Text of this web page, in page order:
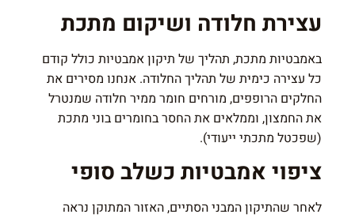
עצירת חלודה ושיקום מתכת
באמבטיות מתכת, תהליך של תיקון אמבטיות כולל קודם
כל עצירה כימית של תהליך החלודה. אנחנו מסירים את
החלקים הרופפים, מורחים חומר ממיר חלודה שמנטרל
את החמצון, וממלאים את החסר בחומרים בוני מתכת
(שפכטל מתכתי ייעודי).
ציפוי אמבטיות כשלב סופי
לאחר שהתיקון המבני הסתיים, האזור המתוקן נראה